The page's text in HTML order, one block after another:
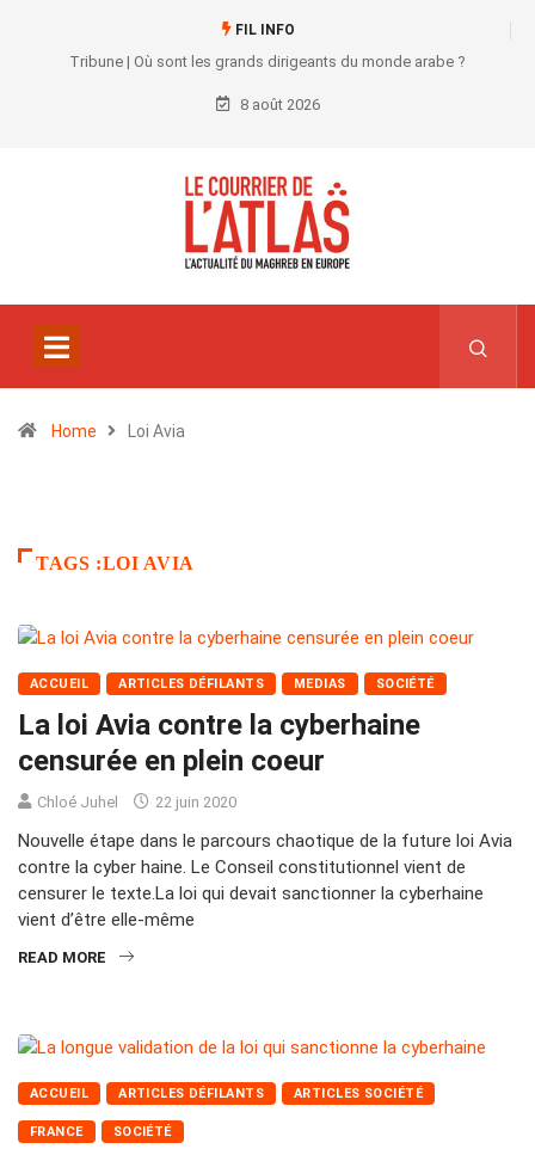
FIL INFO
Tribune | Où sont les grands dirigeants du monde arabe ?
8 août 2026
Home Loi Avia
TAGS :LOI AVIA
ACCUEIL ARTICLES DÉFILANTS MEDIAS SOCIÉTÉ
La loi Avia contre la cyberhaine
censurée en plein coeur
Chloé Juhel 22 juin 2020
Nouvelle étape dans le parcours chaotique de la future loi Avia
contre la cyber haine. Le Conseil constitutionnel vient de
censurer le texte.La loi qui devait sanctionner la cyberhaine
vient d’être elle-même
READ MORE
ACCUEIL ARTICLES DÉFILANTS ARTICLES SOCIÉTÉ
FRANCE SOCIÉTÉ